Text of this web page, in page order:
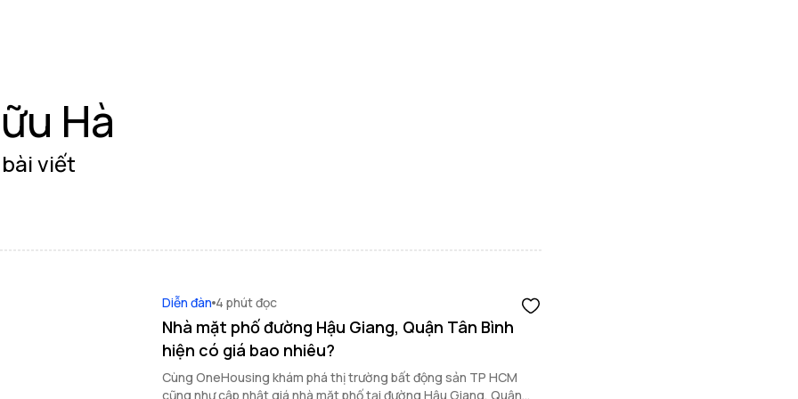
Hà
viết
Diễn đàn 4 phút đọc
Nhà mặt phố đường Hậu Giang, Quận Tân Bình
hiện có giá bao nhiêu?
Cùng OneHousing khám phá thị trường bất động sản TP HCM
cũng như cập nhật giá nhà mặt phố tại đường Hậu Giang, Quận